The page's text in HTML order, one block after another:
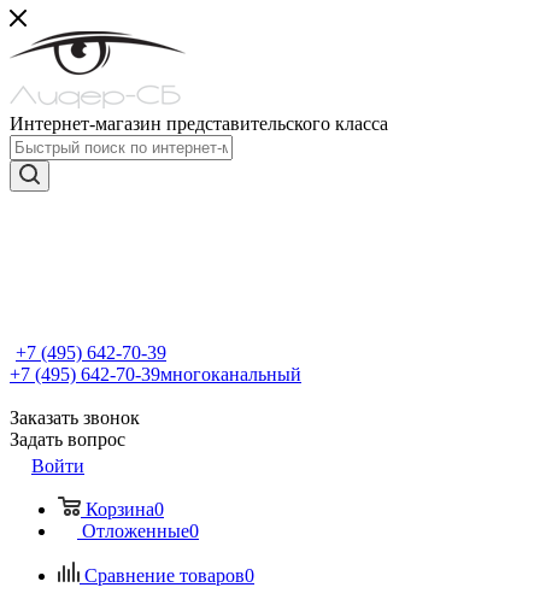
Интернет-магазин представительского класса
+7 (495) 642-70-39
+7 (495) 642-70-39многоканальный
Заказать звонок
Задать вопрос
Войти
Корзина0
Отложенные0
Сравнение товаров0